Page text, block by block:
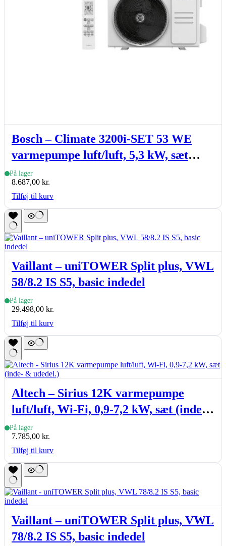
Bosch – Climate 3200i-SET 53 WE
varmepumpe luft/luft, 5,3 kW, sæt
(inde- & udedel.), hvid
På lager
8.687,00 kr.
Tilføj til kurv
Vaillant – uniTOWER Split plus, VWL
58/8.2 IS S5, basic indedel
På lager
29.498,00 kr.
Tilføj til kurv
Altech – Sirius 12K varmepumpe
luft/luft, Wi-Fi, 0,9-7,2 kW, sæt (inde-
& udedel.)
På lager
7.785,00 kr.
Tilføj til kurv
Vaillant – uniTOWER Split plus, VWL
78/8.2 IS S5, basic indedel